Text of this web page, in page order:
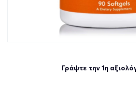
Γράψτε την 1η